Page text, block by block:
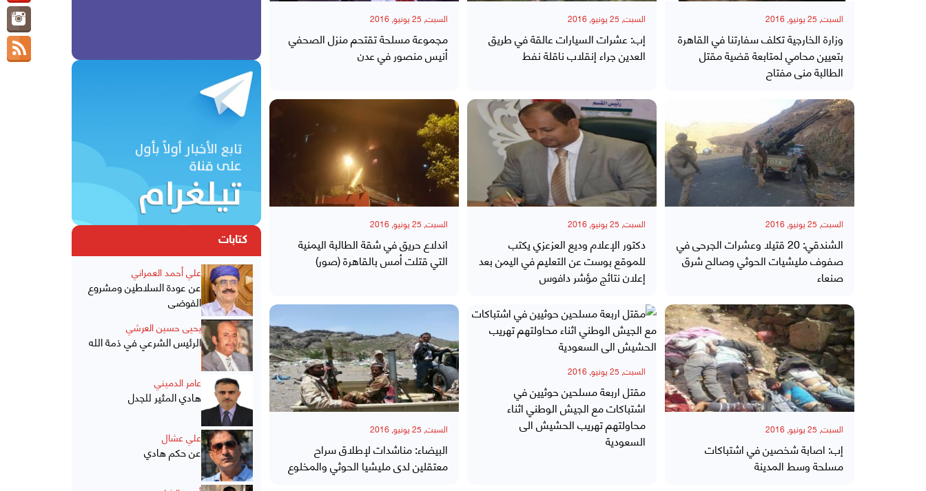
السبت, 25 يونيو, 2016
وزارة الخارجية تكلف سفارتنا في القاهرة
بتعيين محامي لمتابعة قضية مقتل
الطالبة منى مفتاح
السبت, 25 يونيو, 2016
إب: عشرات السيارات عالقة في طريق
العدين جراء إنقلاب ناقلة نفط
السبت, 25 يونيو, 2016
مجموعة مسلحة تقتحم منزل الصحفي
أنيس منصور في عدن
السبت, 25 يونيو, 2016
الشندقي: 20 قتيلا وعشرات الجرحى في
صفوف مليشيات الحوثي وصالح شرق
صنعاء
السبت, 25 يونيو, 2016
دكتور الإعلام وديع العزعزي يكتب
للموقع بوست عن التعليم في اليمن بعد
إعلان نتائج مؤشر دافوس
السبت, 25 يونيو, 2016
اندلاع حريق في شقة الطالبة اليمنية
التي قتلت أمس بالقاهرة (صور)
السبت, 25 يونيو, 2016
إب: اصابة شخصين في اشتباكات
مسلحة وسط المدينة
السبت, 25 يونيو, 2016
مقتل اربعة مسلحين حوثيين في
اشتباكات مع الجيش الوطني اثناء
محاولتهم تهريب الحشيش الى
السعودية
السبت, 25 يونيو, 2016
البيضاء: مناشدات لإطلاق سراح
معتقلين لدى مليشيا الحوثي والمخلوع
كتابات
علي أحمد العمراني
عن عودة السلاطين ومشروع
الفوضى
يحيى حسين العرشي
الرئيس الشرعي في ذمة الله
عامر الدميني
هادي المثير للجدل
علي عشال
عن حكم هادي